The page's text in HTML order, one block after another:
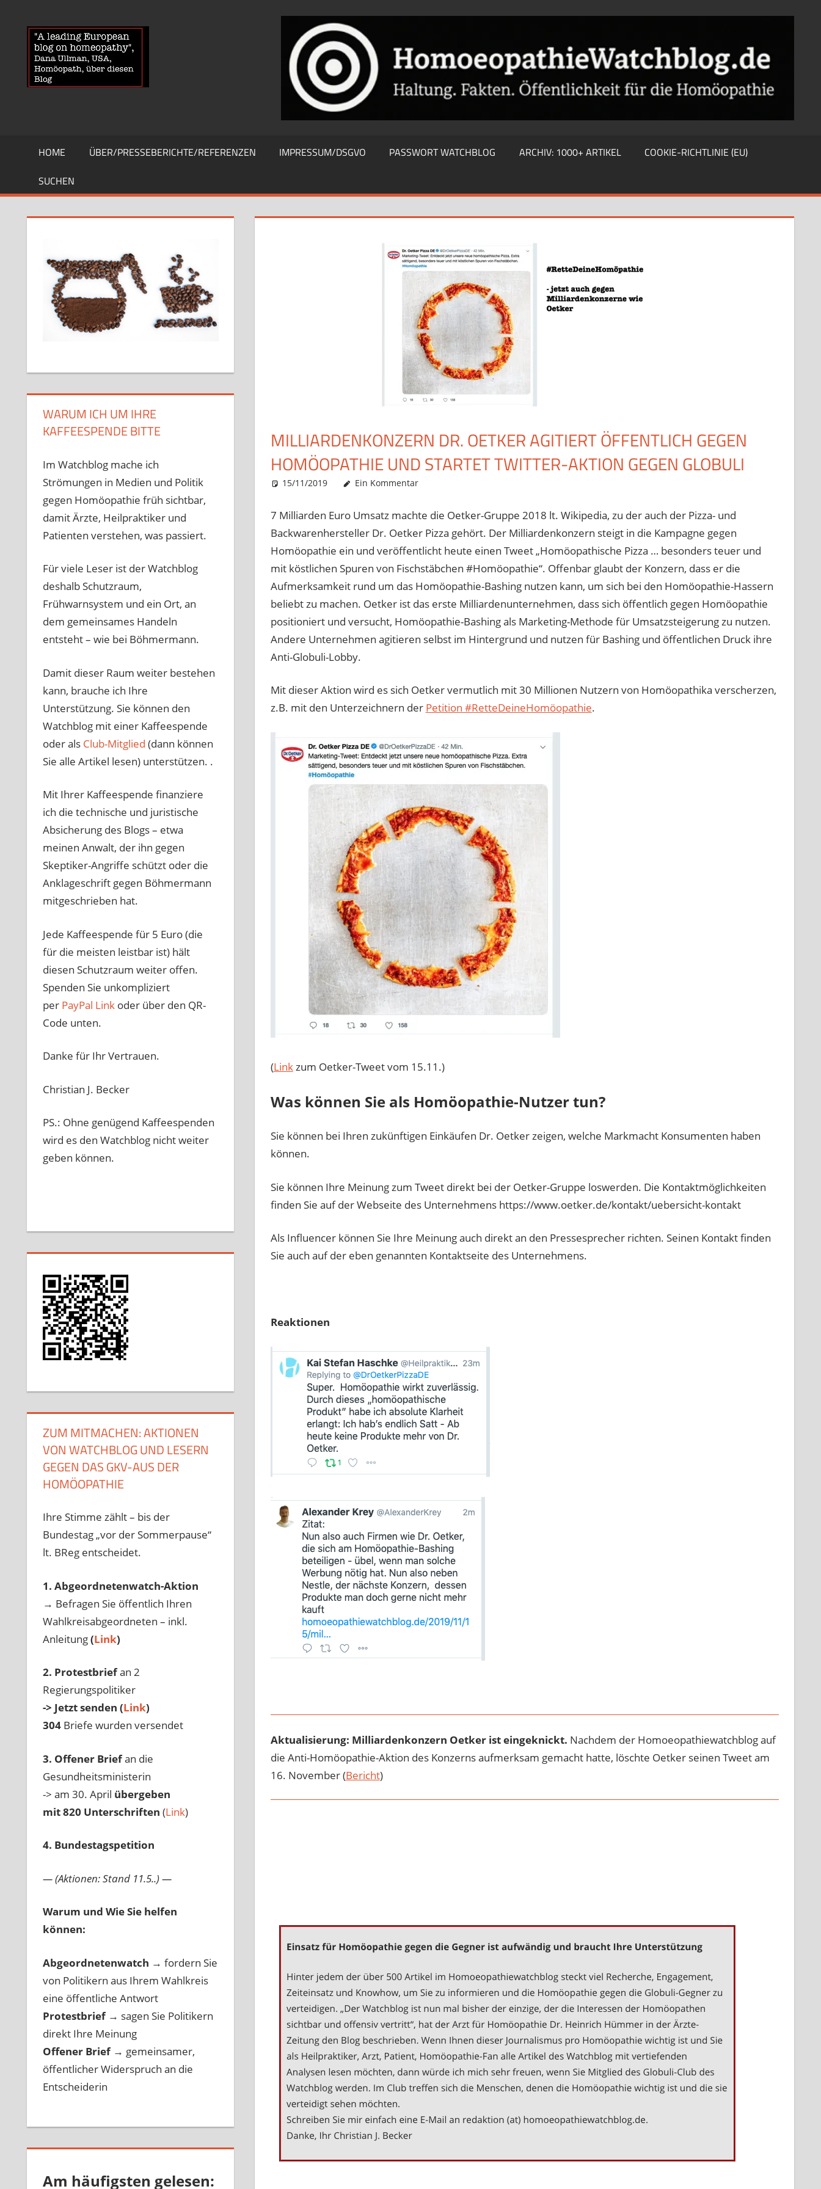
springen
HOMOEOPATHIEWATCHBLOG
News
über
Homöopathie
und
Globuli-
HOME ÜBER/PRESSEBERICHTE/REFERENZEN IMPRESSUM/DSGVO PASSWORT WATCHBLOG ARCHIV: 1000+ ARTIKEL
COOKIE-RICHTLINIE (EU)
SUCHEN
MILLIARDENKONZERN DR. OETKER AGITIERT ÖFFENTLICH GEGEN
HOMÖOPATHIE UND STARTET TWITTER-AKTION GEGEN GLOBULI
15/11/2019 Christian J. Becker
Uncategorized
Ein Kommentar
7 Milliarden Euro Umsatz machte die Oetker-Gruppe 2018 lt. Wikipedia, zu der auch der Pizza- und
Backwarenhersteller Dr. Oetker Pizza gehört. Der Milliardenkonzern steigt in die Kampagne gegen
Homöopathie ein und veröffentlicht heute einen Tweet „Homöopathische Pizza … besonders teuer und
mit köstlichen Spuren von Fischstäbchen #Homöopathie“. Offenbar glaubt der Konzern, dass er die
Aufmerksamkeit rund um das Homöopathie-Bashing nutzen kann, um sich bei den Homöopathie-Hassern
beliebt zu machen. Oetker ist das erste Milliardenunternehmen, dass sich öffentlich gegen Homöopathie
positioniert und versucht, Homöopathie-Bashing als Marketing-Methode für Umsatzsteigerung zu nutzen.
Andere Unternehmen agitieren selbst im Hintergrund und nutzen für Bashing und öffentlichen Druck ihre
Anti-Globuli-Lobby.
Mit dieser Aktion wird es sich Oetker vermutlich mit 30 Millionen Nutzern von Homöopathika verscherzen,
z.B. mit den Unterzeichnern der Petition #RetteDeineHomöopathie.
(Linkzum Oetker-Tweet vom 15.11.)
Was können Sie als Homöopathie-Nutzer tun?
Sie können bei Ihren zukünftigen Einkäufen Dr. Oetker zeigen, welche Markmacht Konsumenten haben
können.
Sie können Ihre Meinung zum Tweet direkt bei der Oetker-Gruppe loswerden. Die Kontaktmöglichkeiten
finden Sie auf der Webseite des Unternehmens https://www.oetker.de/kontakt/uebersicht-kontakt
Als Influencer können Sie Ihre Meinung auch direkt an den Pressesprecher richten. Seinen Kontakt finden
Sie auch auf der eben genannten Kontaktseite des Unternehmens.
Reaktionen
Aktualisierung: Milliardenkonzern Oetker ist eingeknickt. Nachdem der Homoeopathiewatchblog auf
die Anti-Homöopathie-Aktion des Konzerns aufmerksam gemacht hatte, löschte Oetker seinen Tweet am
16. November (Bericht)
WARUM ICH UM IHRE
KAFFEESPENDE BITTE
Im Watchblog mache ich
Strömungen in Medien und Politik
gegen Homöopathie früh sichtbar,
damit Ärzte, Heilpraktiker und
Patienten verstehen, was passiert.
Für viele Leser ist der Watchblog
deshalb Schutzraum,
Frühwarnsystem und ein Ort, an
dem gemeinsames Handeln
entsteht – wie bei Böhmermann.
Damit dieser Raum weiter bestehen
kann, brauche ich Ihre
Unterstützung. Sie können den
Watchblog mit einer Kaffeespende
oder als Club-Mitglied (dann können
Sie alle Artikel lesen) unterstützen. .
Mit Ihrer Kaffeespende finanziere
ich die technische und juristische
Absicherung des Blogs – etwa
meinen Anwalt, der ihn gegen
Skeptiker-Angriffe schützt oder die
Anklageschrift gegen Böhmermann
mitgeschrieben hat.
Jede Kaffeespende für 5 Euro (die
für die meisten leistbar ist) hält
diesen Schutzraum weiter offen.
Spenden Sie unkompliziert
per PayPal Linkoder über den QR-
Code unten.
Danke für Ihr Vertrauen.
Christian J. Becker
PS.: Ohne genügend Kaffeespenden
wird es den Watchblog nicht weiter
geben können.
ZUM MITMACHEN: AKTIONEN
VON WATCHBLOG UND LESERN
GEGEN DAS GKV-AUS DER
HOMÖOPATHIE
Ihre Stimme zählt – bis der
Bundestag „vor der Sommerpause“
lt. BReg entscheidet.
1. Abgeordnetenwatch-Aktion
→ Befragen Sie öffentlich Ihren
Wahlkreisabgeordneten – inkl.
Anleitung(Link)
2. Protestbriefan 2
Regierungspolitiker
-> Jetzt senden (Link)
304Briefe wurden versendet
3. Offener Briefan die
Gesundheitsministerin
-> am 30. April übergeben
mit 820 Unterschriften (Link)
4. Bundestagspetition
— (Aktionen: Stand 11.5..) —
Warum und Wie Sie helfen
können:
Abgeordnetenwatch → fordern Sie
von Politikern aus Ihrem Wahlkreis
eine öffentliche Antwort
Protestbrief → sagen Sie Politikern
direkt Ihre Meinung
Offener Brief → gemeinsamer,
öffentlicher Widerspruch an die
Entscheiderin
Am häufigsten gelesen: